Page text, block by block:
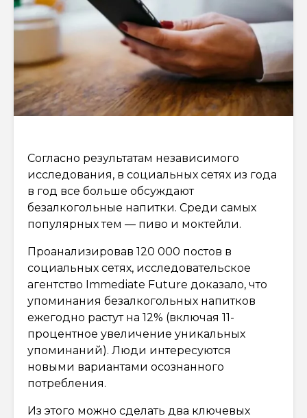
Согласно результатам независимого
исследования, в социальных сетях из года
в год все больше обсуждают
безалкогольные напитки. Среди самых
популярных тем — пиво и моктейли.
Проанализировав 120 000 постов в
социальных сетях, исследовательское
агентство Immediate Future доказало, что
упоминания безалкогольных напитков
ежегодно растут на 12% (включая 11-
процентное увеличение уникальных
упоминаний). Люди интересуются
новыми вариантами осознанного
потребления.
Из этого можно сделать два ключевых